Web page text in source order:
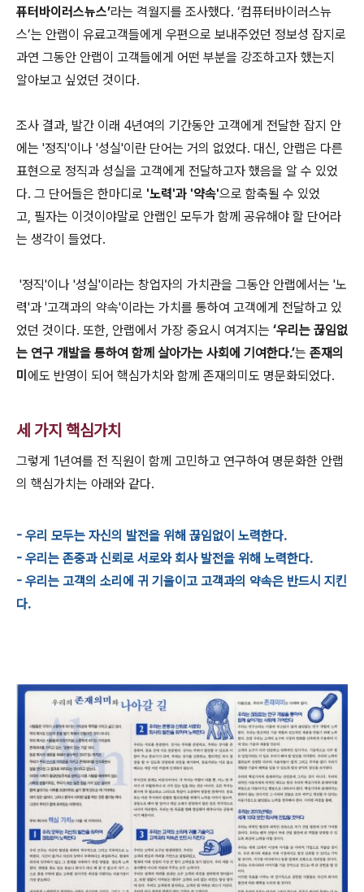
퓨터바이러스뉴스’라는 격월지를 조사했다. ‘컴퓨터바이러스뉴
스’는 안랩이 유료고객들에게 우편으로 보내주었던 정보성 잡지로
과연 그동안 안랩이 고객들에게 어떤 부분을 강조하고자 했는지
알아보고 싶었던 것이다.
조사 결과, 발간 이래 4년여의 기간동안 고객에게 전달한 잡지 안
에는 '정직'이나 '성실'이란 단어는 거의 없었다. 대신, 안랩은 다른
표현으로 정직과 성실을 고객에게 전달하고자 했음을 알 수 있었
다. 그 단어들은 한마디로 '노력'과 '약속'으로 함축될 수 있었
고, 필자는 이것이야말로 안랩인 모두가 함께 공유해야 할 단어라
는 생각이 들었다.
'정직'이나 '성실'이라는 창업자의 가치관을 그동안 안랩에서는 '노
력'과 '고객과의 약속'이라는 가치를 통하여 고객에게 전달하고 있
었던 것이다. 또한, 안랩에서 가장 중요시 여겨지는 ‘우리는 끊임없
는 연구 개발을 통하여 함께 살아가는 사회에 기여한다.’는 존재의
미 에도 반영이 되어 핵심가치와 함께 존재의미도 명문화되었다.
세 가지 핵심가치
그렇게 1년여를 전 직원이 함께 고민하고 연구하여 명문화한 안랩
의 핵심가치는 아래와 같다.
- 우리 모두는 자신의 발전을 위해 끊임없이 노력한다.
- 우리는 존중과 신뢰로 서로와 회사 발전을 위해 노력한다.
- 우리는 고객의 소리에 귀 기울이고 고객과의 약속은 반드시 지킨
다.